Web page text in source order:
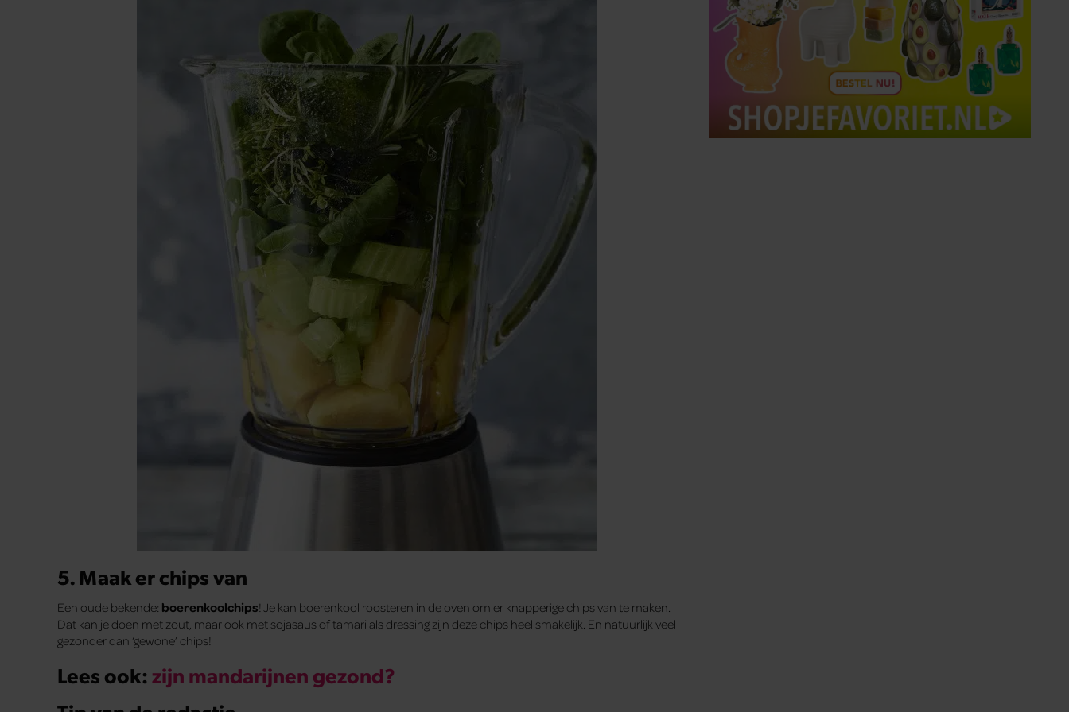
5. Maak er chips van
Een oude bekende: boerenkoolchips! Je kan boerenkool roosteren in de oven om er knapperige chips van te maken.
Dat kan je doen met zout, maar ook met sojasaus of tamari als dressing zijn deze chips heel smakelijk. En natuurlijk veel
gezonder dan ‘gewone’ chips!
Lees ook:zijn mandarijnen gezond?